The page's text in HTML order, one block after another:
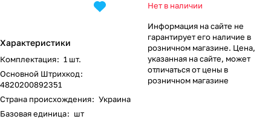
Характеристики
Комплектация: 1 шт.
Основной Штрихкод:
4820200892351
Страна происхождения: Украина
Базовая единица: шт
Нет в наличии
Информация на сайте не
гарантирует его наличие в
розничном магазине. Цена,
указанная на сайте, может
отличаться от цены в
розничном магазине